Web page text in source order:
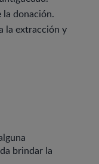
la donación.
la extracción y
brindar la